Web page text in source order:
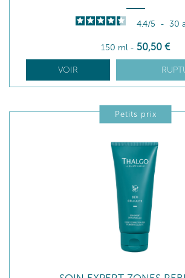
4.4/5 - 30
150 ml - 50,50 €
VOIR
Petits prix